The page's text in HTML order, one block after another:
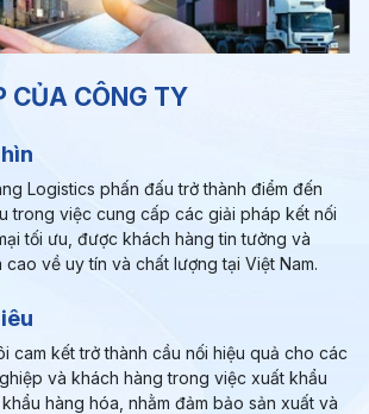
CỦA CÔNG TY
Logistics phấn đấu trở thành điểm đến
trong việc cung cấp các giải pháp kết nối
tối ưu, được khách hàng tin tưởng và
cao về uy tín và chất lượng tại Việt Nam.
cam kết trở thành cầu nối hiệu quả cho các
và khách hàng trong việc xuất khẩu
hàng hóa, nhằm đảm bảo sản xuất và